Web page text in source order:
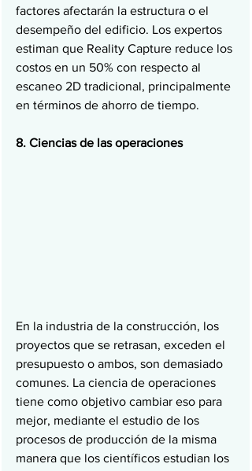
factores afectarán la estructura o el
desempeño del edificio. Los expertos
estiman que Reality Capture reduce los
costos en un 50% con respecto al
escaneo 2D tradicional, principalmente
en términos de ahorro de tiempo.
8. Ciencias de las operaciones
En la industria de la construcción, los
proyectos que se retrasan, exceden el
presupuesto o ambos, son demasiado
comunes. La ciencia de operaciones
tiene como objetivo cambiar eso para
mejor, mediante el estudio de los
procesos de producción de la misma
manera que los científicos estudian los